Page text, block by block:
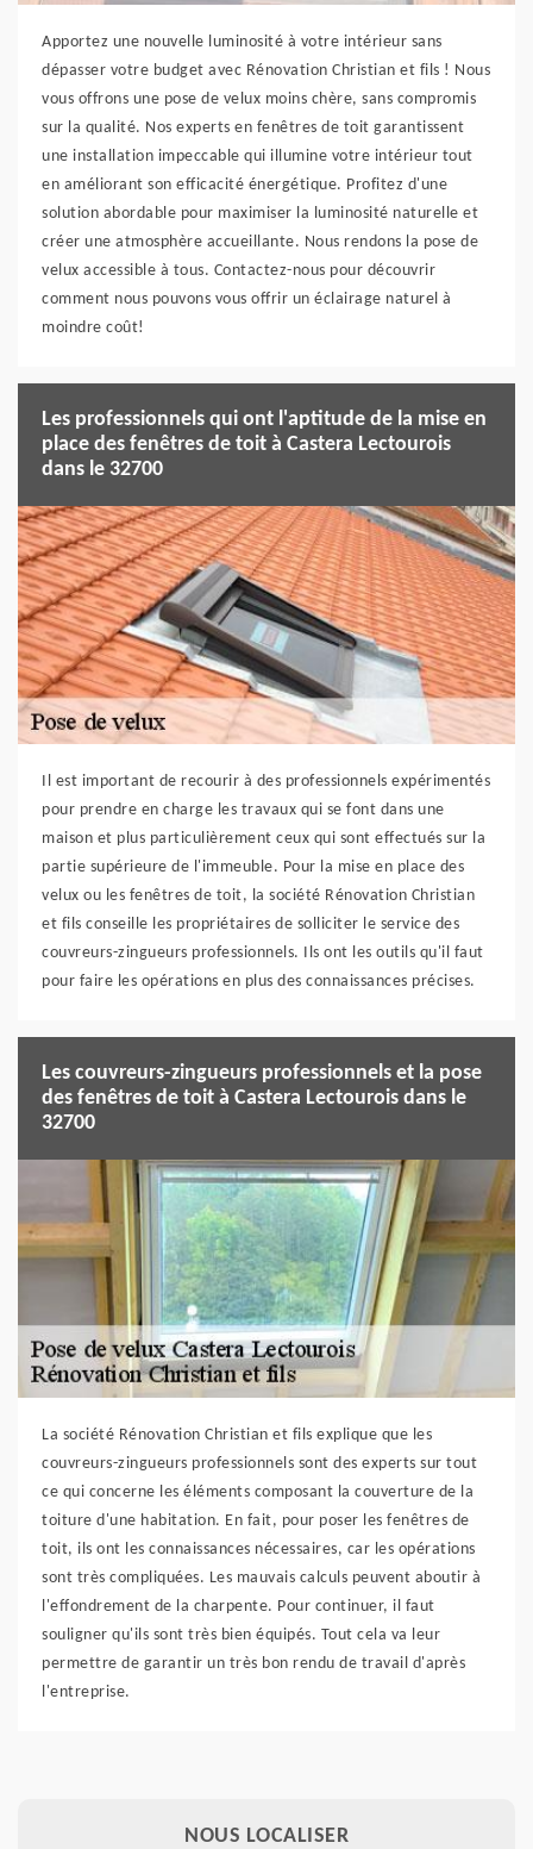
Apportez une nouvelle luminosité à votre intérieur sans
dépasser votre budget avec Rénovation Christian et fils ! Nous
vous offrons une pose de velux moins chère, sans compromis
sur la qualité. Nos experts en fenêtres de toit garantissent
une installation impeccable qui illumine votre intérieur tout
en améliorant son efficacité énergétique. Profitez d'une
solution abordable pour maximiser la luminosité naturelle et
créer une atmosphère accueillante. Nous rendons la pose de
velux accessible à tous. Contactez-nous pour découvrir
comment nous pouvons vous offrir un éclairage naturel à
moindre coût!
Les professionnels qui ont l'aptitude de la mise en
place des fenêtres de toit à Castera Lectourois
dans le 32700
Il est important de recourir à des professionnels expérimentés
pour prendre en charge les travaux qui se font dans une
maison et plus particulièrement ceux qui sont effectués sur la
partie supérieure de l'immeuble. Pour la mise en place des
velux ou les fenêtres de toit, la société Rénovation Christian
et fils conseille les propriétaires de solliciter le service des
couvreurs-zingueurs professionnels. Ils ont les outils qu'il faut
pour faire les opérations en plus des connaissances précises.
Les couvreurs-zingueurs professionnels et la pose
des fenêtres de toit à Castera Lectourois dans le
32700
La société Rénovation Christian et fils explique que les
couvreurs-zingueurs professionnels sont des experts sur tout
ce qui concerne les éléments composant la couverture de la
toiture d'une habitation. En fait, pour poser les fenêtres de
toit, ils ont les connaissances nécessaires, car les opérations
sont très compliquées. Les mauvais calculs peuvent aboutir à
l'effondrement de la charpente. Pour continuer, il faut
souligner qu'ils sont très bien équipés. Tout cela va leur
permettre de garantir un très bon rendu de travail d'après
l'entreprise.
NOUS LOCALISER